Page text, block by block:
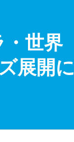
・世界
展開に